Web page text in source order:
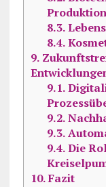
8.3.
8.4.
9.
9.1.
9.2.
9.3.
9.4.Die
10.Fazit